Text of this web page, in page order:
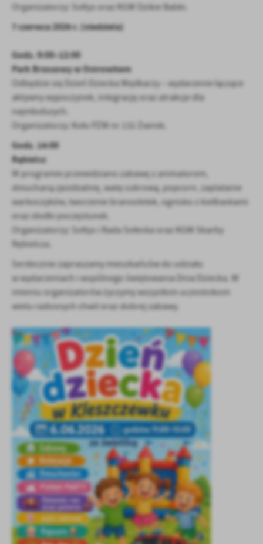
Organizatorzy: Sołtys oraz KGW Dzikie Babki.
7 czerwca 2026 r. (niedziela)
Godz. 9:00–12:00
Park Brzozowy w Ostrowitem
Odbędzie się Dzień Dziecka Wędkarzy – wydarzenie łączące
aktywny wypoczynek, integrację oraz atrakcje dla
najmłodszych.
Organizatorzy: Koło PZW nr 132 Żwirek.
Godz. 14:00
Rębielcz
W programie przewidziano zabawę z animatorem,
dmuchaną zjeżdżalnię, watę cukrową, popcorn, zaplatanie
warkoczyków, tworzenie bransoletek, ognisko z kiełbaskami
oraz słodki poczęstunek.
Organizatorzy: Sołtys i Rada Sołecka oraz KGW Skarby
Rębielcza.
Serdecznie zapraszamy mieszkańców do udziału
w wydarzeniach i wspólnego świętowania Dnia Dziecka. W
imieniu organizatorów życzymy wszystkim uczestnikom
wielu radosnych chwil oraz dobrej zabawy.